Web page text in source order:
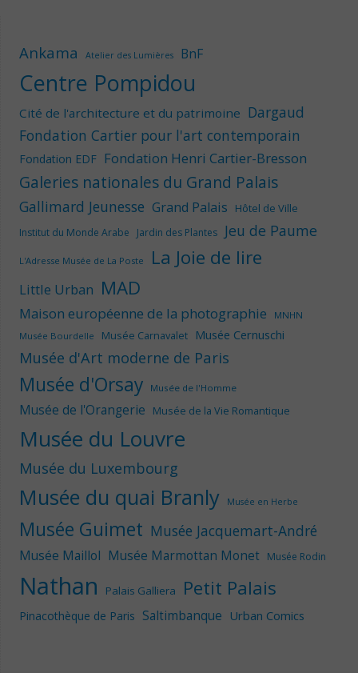
Ankama Atelier des Lumières BnF
Centre Pompidou
Cité de l'architecture et du patrimoine Dargaud
Fondation Cartier pour l'art contemporain
Fondation EDF Fondation Henri Cartier-Bresson
Galeries nationales du Grand Palais
Gallimard Jeunesse Grand Palais Hôtel de Ville
Institut du Monde Arabe Jardin des Plantes Jeu de Paume
L'Adresse Musée de La Poste La Joie de lire
Little Urban MAD
Maison européenne de la photographie
MNHN
Musée Bourdelle
Musée Carnavalet Musée Cernuschi
Musée d'Art moderne de Paris
Musée d'Orsay Musée de l'Homme
Musée de l'Orangerie Musée de la Vie Romantique
Musée du Louvre
Musée du Luxembourg
Musée du quai Branly Musée en Herbe
Musée Guimet Musée Jacquemart-André
Musée Maillol Musée Marmottan Monet Musée Rodin
Nathan Palais Galliera Petit Palais
Pinacothèque de Paris Saltimbanque Urban Comics